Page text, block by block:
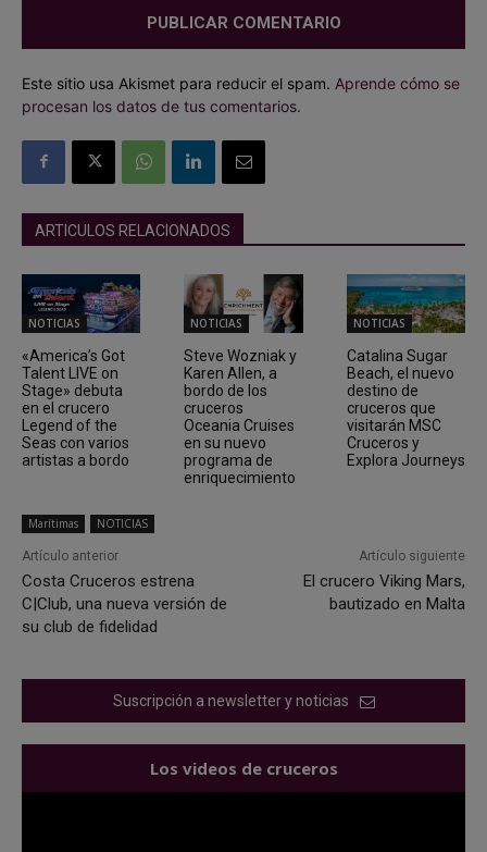
Este sitio usa Akismet para reducir el spam. Aprende cómo se
procesan los datos de tus comentarios.
ARTICULOS RELACIONADOS
NOTICIAS
«America’s Got
Talent LIVE on
Stage» debuta
en el crucero
Legend of the
Seas con varios
artistas a bordo
NOTICIAS
Steve Wozniak y
Karen Allen, a
bordo de los
cruceros
Oceania Cruises
en su nuevo
programa de
enriquecimiento
NOTICIAS
Catalina Sugar
Beach, el nuevo
destino de
cruceros que
visitarán MSC
Cruceros y
Explora Journeys
Marítimas NOTICIAS
Artículo anterior
Costa Cruceros estrena
C|Club, una nueva versión de
su club de fidelidad
Artículo siguiente
El crucero Viking Mars,
bautizado en Malta
Suscripción a newsletter y noticias
Los videos de cruceros